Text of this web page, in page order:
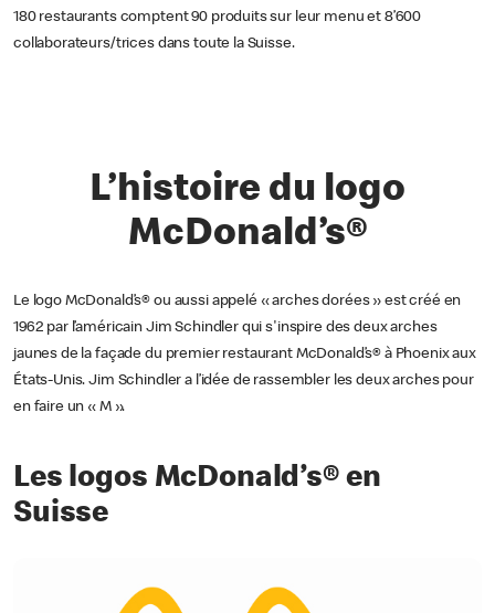
180 restaurants comptent 90 produits sur leur menu et 8’600
collaborateurs/trices dans toute la Suisse.
L’histoire du logo
McDonald’s®
Le logo McDonald’s® ou aussi appelé « arches dorées » est créé en
1962 par l’américain Jim Schindler qui s'inspire des deux arches
jaunes de la façade du premier restaurant McDonald’s® à Phoenix aux
États-Unis. Jim Schindler a l’idée de rassembler les deux arches pour
en faire un « M ».
Les logos McDonald’s® en
Suisse